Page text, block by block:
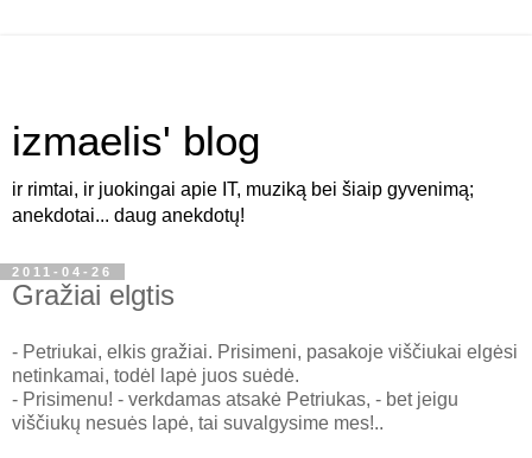
izmaelis' blog
ir rimtai, ir juokingai apie IT, muziką bei šiaip gyvenimą;
anekdotai... daug anekdotų!
2011-04-26
Gražiai elgtis
- Petriukai, elkis gražiai. Prisimeni, pasakoje viščiukai elgėsi
netinkamai, todėl lapė juos suėdė.
- Prisimenu! - verkdamas atsakė Petriukas, - bet jeigu
viščiukų nesuės lapė, tai suvalgysime mes!..